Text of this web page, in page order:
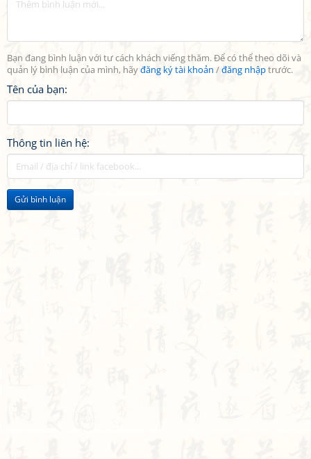
Bạn đang bình luận với tư cách khách viếng thăm. Để có thể theo dõi và
quản lý bình luận của mình, hãyđăng ký tài khoản /đăng nhậptrước.
Tên của bạn:
Thông tin liên hệ:
Gửi bình luận